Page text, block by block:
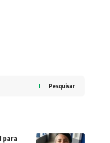
Pesquisar
para